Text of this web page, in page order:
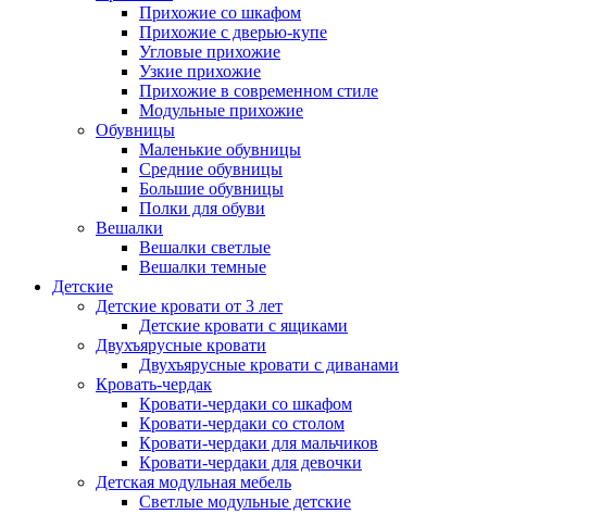
Прихожие со шкафом
Прихожие с дверью-купе
Угловые прихожие
Узкие прихожие
Прихожие в современном стиле
Модульные прихожие
Обувницы
Маленькие обувницы
Средние обувницы
Большие обувницы
Полки для обуви
Вешалки
Вешалки светлые
Вешалки темные
Детские
Детские кровати от 3 лет
Детские кровати с ящиками
Двухъярусные кровати
Двухъярусные кровати с диванами
Кровать-чердак
Кровати-чердаки со шкафом
Кровати-чердаки со столом
Кровати-чердаки для мальчиков
Кровати-чердаки для девочки
Детская модульная мебель
Светлые модульные детские